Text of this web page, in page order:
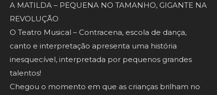
A MATILDA – PEQUENA NO TAMANHO, GIGANTE NA
REVOLUÇÃO
O Teatro Musical – Contracena, escola de dança,
canto e interpretação apresenta uma história
inesquecível, interpretada por pequenos grandes
talentos!
Chegou o momento em que as crianças brilham no